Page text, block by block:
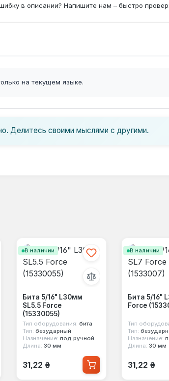
в описании? Напишите нам – быстро
на текущем языке.
Делитесь своими мыслями с другими.
В наличии
Бита 5/16" L30мм
SL5.5 Force
(15330055)
Тип оборудования: бита
Тип: безударный
Назначение: под ручной инструмент
Длина: 30 мм
Обычная цена:
31,22 ₴
В наличии
Бита 5/16"
Force
Тип
Тип:
Назначение:
Длина: 30 мм
Обычная
31,22 ₴